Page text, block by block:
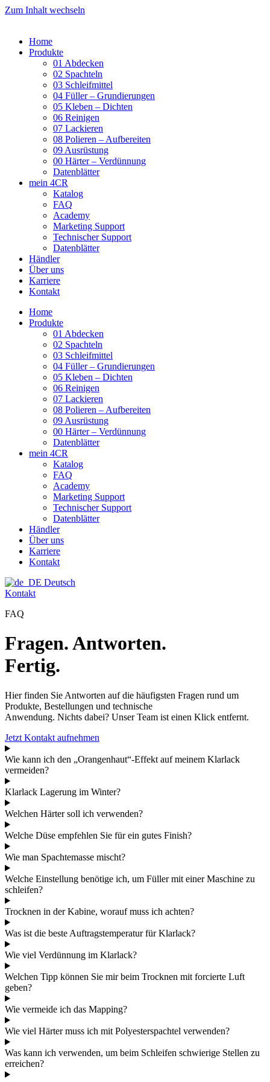
Zum Inhalt wechseln
Home
Produkte
01 Abdecken
02 Spachteln
03 Schleifmittel
04 Füller – Grundierungen
05 Kleben – Dichten
06 Reinigen
07 Lackieren
08 Polieren – Aufbereiten
09 Ausrüstung
00 Härter – Verdünnung
Datenblätter
mein 4CR
Katalog
FAQ
Academy
Marketing Support
Technischer Support
Datenblätter
Händler
Über uns
Karriere
Kontakt
Home
Produkte
01 Abdecken
02 Spachteln
03 Schleifmittel
04 Füller – Grundierungen
05 Kleben – Dichten
06 Reinigen
07 Lackieren
08 Polieren – Aufbereiten
09 Ausrüstung
00 Härter – Verdünnung
Datenblätter
mein 4CR
Katalog
FAQ
Academy
Marketing Support
Technischer Support
Datenblätter
Händler
Über uns
Karriere
Kontakt
Deutsch
Kontakt
FAQ
Fragen. Antworten.
Fertig.
Hier finden Sie Antworten auf die häufigsten Fragen rund um
Produkte, Bestellungen und technische
Anwendung. Nichts dabei? Unser Team ist einen Klick entfernt.
Jetzt Kontakt aufnehmen
Wie kann ich den „Orangenhaut“-Effekt auf meinem Klarlack
vermeiden?
Klarlack Lagerung im Winter?
Welchen Härter soll ich verwenden?
Welche Düse empfehlen Sie für ein gutes Finish?
Wie man Spachtemasse mischt?
Welche Einstellung benötige ich, um Füller mit einer Maschine zu
schleifen?
Trocknen in der Kabine, worauf muss ich achten?
Was ist die beste Auftragstemperatur für Klarlack?
Wie viel Verdünnung im Klarlack?
Welchen Tipp können Sie mir beim Trocknen mit forcierte Luft
geben?
Wie vermeide ich das Mapping?
Wie viel Härter muss ich mit Polyesterspachtel verwenden?
Was kann ich verwenden, um beim Schleifen schwierige Stellen zu
erreichen?